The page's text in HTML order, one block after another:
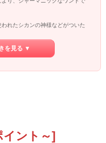
れたシカンの神様などがついた
護力のあるオブシディアンを使っ
ギーから守り、
太平洋火山帯の近くが最も多く
、ガラス質になります。
火のエネルギーが強いのです。
を見る ▼
ント～]